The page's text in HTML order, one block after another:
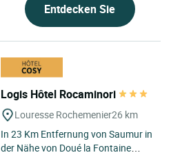
Entdecken Sie
Logis Hôtel Rocaminori
Louresse Rochemenier26 km
In 23 Km Entfernung von Saumur in
der Nähe von Doué la Fontaine